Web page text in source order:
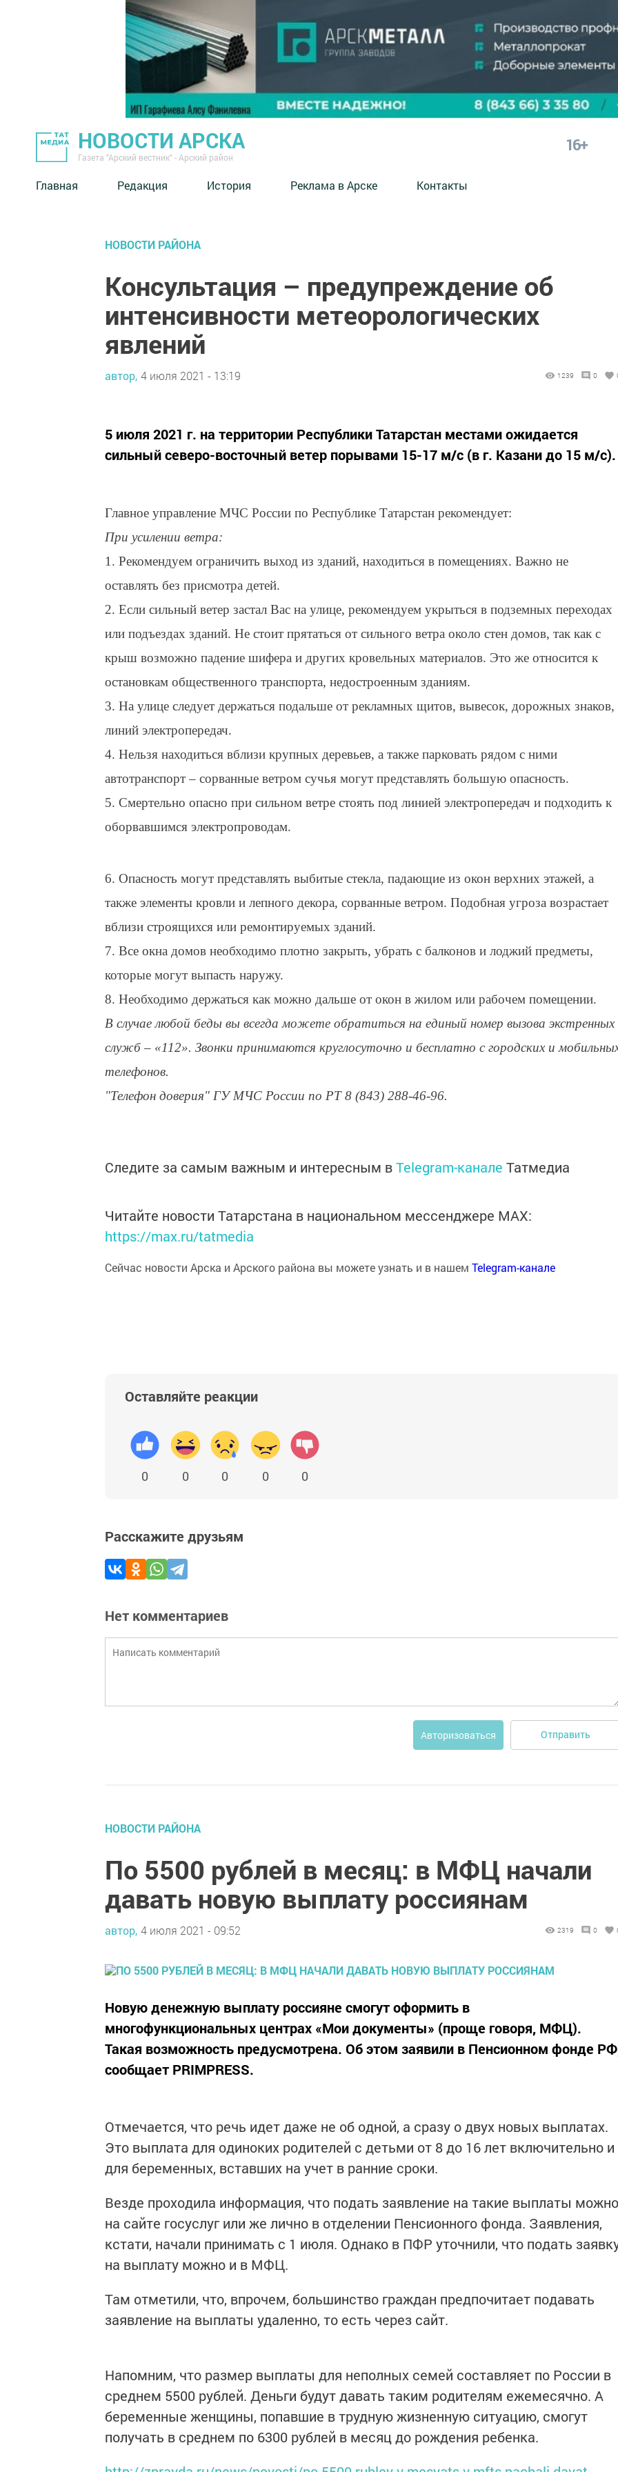
НОВОСТИ АРСКА
Газета "Арский вестник" - Арский район
16+
Главная Редакция История Реклама в Арске Контакты
НОВОСТИ РАЙОНА
Консультация – предупреждение об
интенсивности метеорологических
явлений
автор, 4 июля 2021 - 13:19 1239 0
5 июля 2021 г. на территории Республики Татарстан местами ожидается
сильный северо-восточный ветер порывами 15-17 м/с (в г. Казани до 15 м/с).
Главное управление МЧС России по Республике Татарстан рекомендует:
При усилении ветра:
1. Рекомендуем ограничить выход из зданий, находиться в помещениях. Важно не
оставлять без присмотра детей.
2. Если сильный ветер застал Вас на улице, рекомендуем укрыться в подземных переходах
или подъездах зданий. Не стоит прятаться от сильного ветра около стен домов, так как с
крыш возможно падение шифера и других кровельных материалов. Это же относится к
остановкам общественного транспорта, недостроенным зданиям.
3. На улице следует держаться подальше от рекламных щитов, вывесок, дорожных знаков,
линий электропередач.
4. Нельзя находиться вблизи крупных деревьев, а также парковать рядом с ними
автотранспорт – сорванные ветром сучья могут представлять большую опасность.
5. Смертельно опасно при сильном ветре стоять под линией электропередач и подходить к
оборвавшимся электропроводам.
6. Опасность могут представлять выбитые стекла, падающие из окон верхних этажей, а
также элементы кровли и лепного декора, сорванные ветром. Подобная угроза возрастает
вблизи строящихся или ремонтируемых зданий.
7. Все окна домов необходимо плотно закрыть, убрать с балконов и лоджий предметы,
которые могут выпасть наружу.
8. Необходимо держаться как можно дальше от окон в жилом или рабочем помещении.
В случае любой беды вы всегда можете обратиться на единый номер вызова экстренных
служб – «112». Звонки принимаются круглосуточно и бесплатно с городских и
телефонов.
"Телефон доверия" ГУ МЧС России по РТ 8 (843) 288-46-96.
Следите за самым важным и интересным вTelegram-канале Татмедиа
Читайте новости Татарстана в национальном мессенджере MАХ:
https://max.ru/tatmedia
Сейчас новости Арска и Арского района вы можете узнать и в нашем Telegram-канале
Оставляйте реакции
0 0 0 0 0
Расскажите друзьям
Нет комментариев
Авторизоваться Отправить
НОВОСТИ РАЙОНА
По 5500 рублей в месяц: в МФЦ начали
давать новую выплату россиянам
автор, 4 июля 2021 - 09:52 2319 0
Новую денежную выплату россияне смогут оформить в
многофункциональных центрах «Мои документы» (проще говоря, МФЦ).
Такая возможность предусмотрена. Об этом заявили в Пенсионном фонде
сообщает PRIMPRESS.
Отмечается, что речь идет даже не об одной, а сразу о двух новых выплатах.
Это выплата для одиноких родителей с детьми от 8 до 16 лет включительно и
для беременных, вставших на учет в ранние сроки.
Везде проходила информация, что подать заявление на такие выплаты можно
на сайте госуслуг или же лично в отделении Пенсионного фонда. Заявления,
кстати, начали принимать с 1 июля. Однако в ПФР уточнили, что подать
на выплату можно и в МФЦ.
Там отметили, что, впрочем, большинство граждан предпочитает подавать
заявление на выплаты удаленно, то есть через сайт.
Напомним, что размер выплаты для неполных семей составляет по России в
среднем 5500 рублей. Деньги будут давать таким родителям ежемесячно. А
беременные женщины, попавшие в трудную жизненную ситуацию, смогут
получать в среднем по 6300 рублей в месяц до рождения ребенка.